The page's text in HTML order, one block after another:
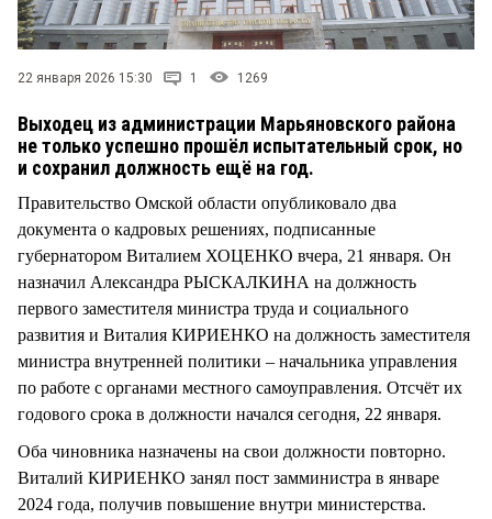
22 января 2026 15:30 1 1269
Выходец из администрации Марьяновского района
не только успешно прошёл испытательный срок, но
и сохранил должность ещё на год.
Правительство Омской области опубликовало два
документа о кадровых решениях, подписанные
губернатором Виталием ХОЦЕНКО вчера, 21 января. Он
назначил Александра РЫСКАЛКИНА на должность
первого заместителя министра труда и социального
развития и Виталия КИРИЕНКО на должность заместителя
министра внутренней политики – начальника управления
по работе с органами местного самоуправления. Отсчёт их
годового срока в должности начался сегодня, 22 января.
Оба чиновника назначены на свои должности повторно.
Виталий КИРИЕНКО занял пост замминистра в январе
2024 года, получив повышение внутри министерства.